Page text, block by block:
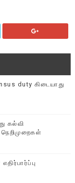
duty கிடையாது
கல்வி